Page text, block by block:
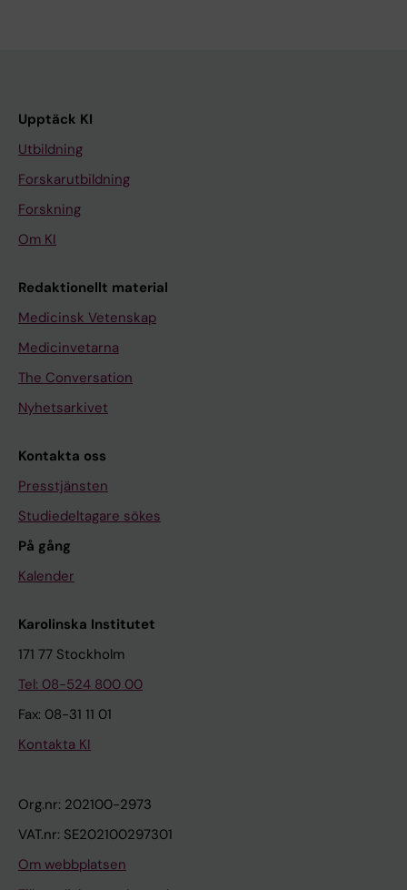
Upptäck KI
Utbildning
Forskarutbildning
Forskning
Om KI
Redaktionellt material
Medicinsk Vetenskap
Medicinvetarna
The Conversation
Nyhetsarkivet
Kontakta oss
Presstjänsten
Studiedeltagare sökes
På gång
Kalender
Karolinska Institutet
171 77 Stockholm
Tel: 08-524 800 00
Fax: 08-31 11 01
Kontakta KI
Org.nr: 202100-2973
VAT.nr: SE202100297301
Om webbplatsen